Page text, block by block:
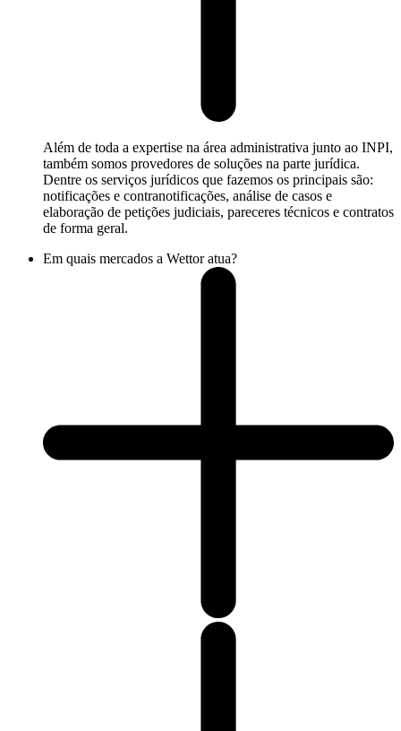
Além de toda a expertise na área administrativa junto ao INPI,
também somos provedores de soluções na parte jurídica.
Dentre os serviços jurídicos que fazemos os principais são:
notificações e contranotificações, análise de casos e
elaboração de petições judiciais, pareceres técnicos e contratos
de forma geral.
Em quais mercados a Wettor atua?